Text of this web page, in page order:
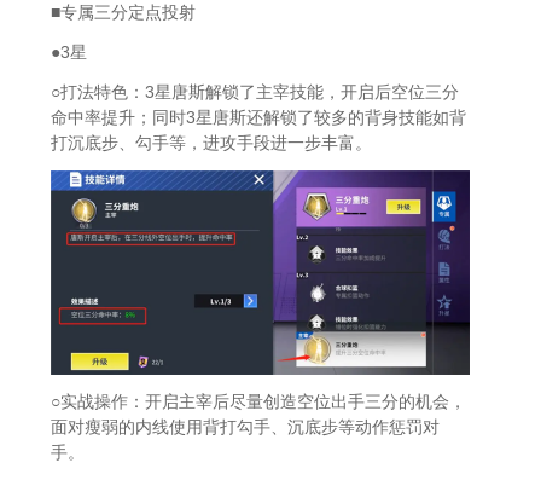
■专属三分定点投射
●3星
○打法特色：3星唐斯解锁了主宰技能，开启后空位三分
命中率提升；同时3星唐斯还解锁了较多的背身技能如背
打沉底步、勾手等，进攻手段进一步丰富。
○实战操作：开启主宰后尽量创造空位出手三分的机会，
面对瘦弱的内线使用背打勾手、沉底步等动作惩罚对
手。